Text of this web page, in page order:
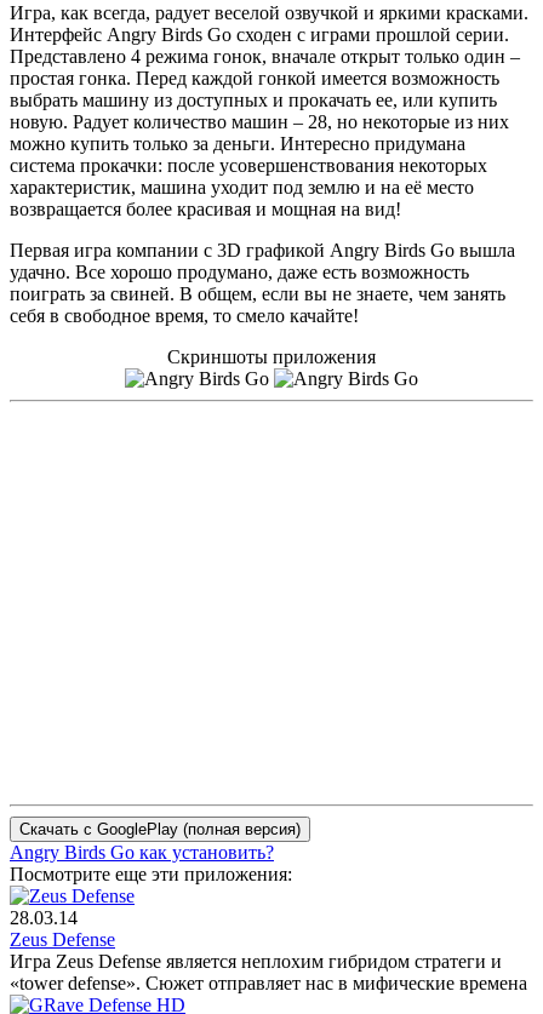
Игра, как всегда, радует веселой озвучкой и яркими красками.
Интерфейс Angry Birds Go сходен с играми прошлой серии.
Представлено 4 режима гонок, вначале открыт только один –
простая гонка. Перед каждой гонкой имеется возможность
выбрать машину из доступных и прокачать ее, или купить
новую. Радует количество машин – 28, но некоторые из них
можно купить только за деньги. Интересно придумана
система прокачки: после усовершенствования некоторых
характеристик, машина уходит под землю и на её место
возвращается более красивая и мощная на вид!
Первая игра компании с 3D графикой Angry Birds Go вышла
удачно. Все хорошо продумано, даже есть возможность
поиграть за свиней. В общем, если вы не знаете, чем занять
себя в свободное время, то смело качайте!
Скриншоты приложения
Angry Birds Go как установить?
Посмотрите еще эти приложения:
28.03.14
Zeus Defense
Игра Zeus Defense является неплохим гибридом стратеги и
«tower defense». Сюжет отправляет нас в мифические времена